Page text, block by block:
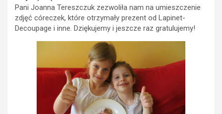
Pani Joanna Tereszczuk zezwoliła nam na umieszczenie
zdjęć córeczek, które otrzymały prezent od Lapinet-
Decoupage i inne. Dziękujemy i jeszcze raz gratulujemy!